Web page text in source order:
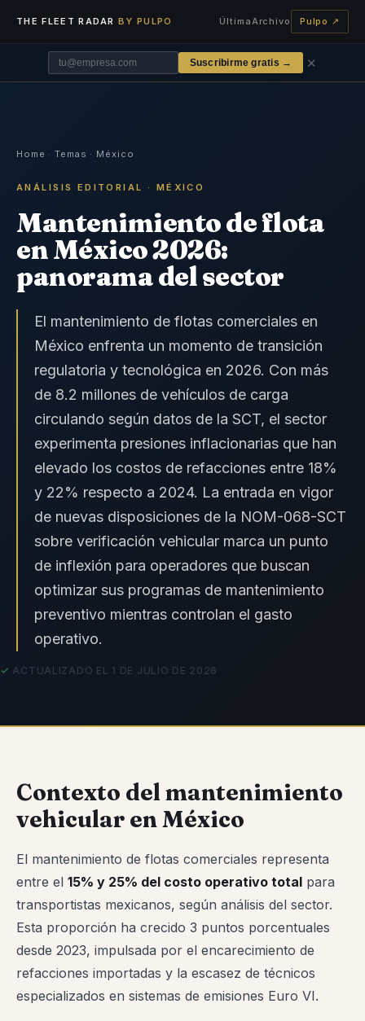
THE FLEET RADARBY PULPO ÚltimaArchivo Pulpo ↗
Suscribirme gratis → ✕
Home ·Temas · México
ANÁLISIS EDITORIAL · MÉXICO
Mantenimiento de flota
en México 2026:
panorama del sector
El mantenimiento de flotas comerciales en
México enfrenta un momento de transición
regulatoria y tecnológica en 2026. Con más
de 8.2 millones de vehículos de carga
circulando según datos de la SCT, el sector
experimenta presiones inflacionarias que han
elevado los costos de refacciones entre 18%
y 22% respecto a 2024. La entrada en vigor
de nuevas disposiciones de la NOM-068-SCT
sobre verificación vehicular marca un punto
de inflexión para operadores que buscan
optimizar sus programas de mantenimiento
preventivo mientras controlan el gasto
operativo.
ACTUALIZADO EL 1 DE JULIO DE 2026
Contexto del mantenimiento
vehicular en México
El mantenimiento de flotas comerciales representa
entre el 15% y 25% del costo operativo total para
transportistas mexicanos, según análisis del sector.
Esta proporción ha crecido 3 puntos porcentuales
desde 2023, impulsada por el encarecimiento de
refacciones importadas y la escasez de técnicos
especializados en sistemas de emisiones Euro VI.